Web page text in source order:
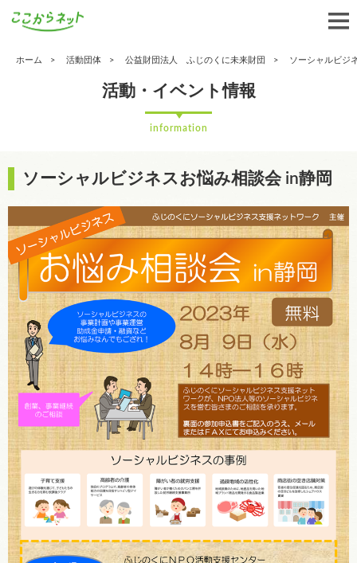
ホーム 活動団体 公益財団法人 ふじのくに未来財団 ソーシャルビジ
活動・イベント情報
information
ソーシャルビジネスお悩み相談会 in静岡